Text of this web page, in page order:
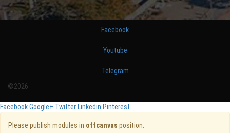
Facebook
Youtube
Telegram
©2026
FacebookGoogle+ Twitter Linkedin Pinterest
Please publish modules in offcanvas position.